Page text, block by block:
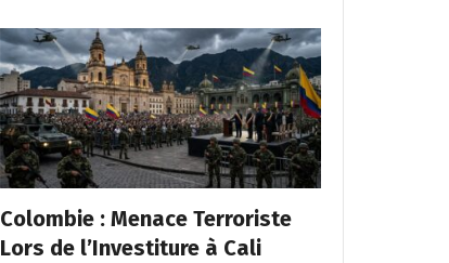
Colombie : Menace Terroriste
Lors de l’Investiture à Cali